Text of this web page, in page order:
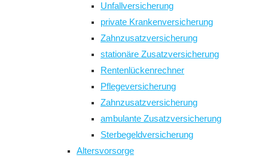
Unfallversicherung
private Krankenversicherung
Zahnzusatzversicherung
stationäre Zusatzversicherung
Rentenlückenrechner
Pflegeversicherung
Zahnzusatzversicherung
ambulante Zusatzversicherung
Sterbegeldversicherung
Altersvorsorge